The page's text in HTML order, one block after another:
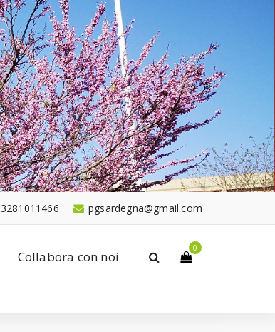
pgsardegna@gmail.com
3281011466
Collabora con noi
0